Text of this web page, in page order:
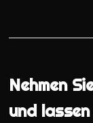
Nehmen
und